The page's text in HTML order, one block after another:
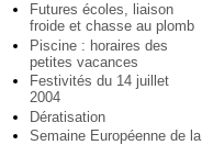
Futures écoles, liaison
froide et chasse au plomb
Piscine : horaires des
petites vacances
Festivités du 14 juillet
2004
Dératisation
Semaine Européenne de la